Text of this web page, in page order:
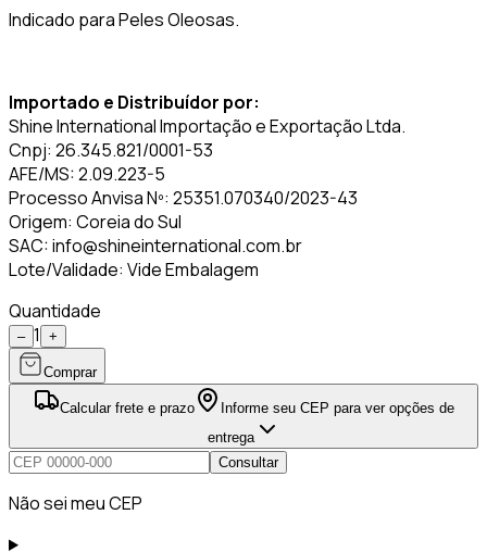
Indicado para Peles Oleosas.
Importado e Distribuídor por:
Shine International Importação e Exportação Ltda.
Cnpj: 26.345.821/0001-53
AFE/MS: 2.09.223-5
Processo Anvisa Nº: 25351.070340/2023-43
Origem: Coreia do Sul
SAC: info@shineinternational.com.br
Lote/Validade: Vide Embalagem
Quantidade
– 1 +
Comprar
Calcular frete e prazo
Informe seu CEP para ver opções de
entrega
Consultar
Não sei meu CEP